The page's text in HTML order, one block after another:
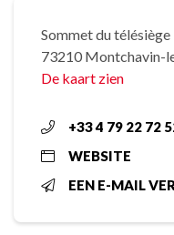
Sommet du
73210 Montchavin-
De kaart zien
+33 4 79 22 72
WEBSITE
EEN E-MAIL